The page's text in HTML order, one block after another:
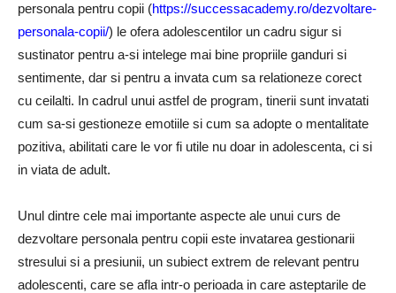
personala pentru copii (https://successacademy.ro/dezvoltare-
personala-copii/) le ofera adolescentilor un cadru sigur si
sustinator pentru a-si intelege mai bine propriile ganduri si
sentimente, dar si pentru a invata cum sa relationeze corect
cu ceilalti. In cadrul unui astfel de program, tinerii sunt invatati
cum sa-si gestioneze emotiile si cum sa adopte o mentalitate
pozitiva, abilitati care le vor fi utile nu doar in adolescenta, ci si
in viata de adult.
Unul dintre cele mai importante aspecte ale unui curs de
dezvoltare personala pentru copii este invatarea gestionarii
stresului si a presiunii, un subiect extrem de relevant pentru
adolescenti, care se afla intr-o perioada in care asteptarile de